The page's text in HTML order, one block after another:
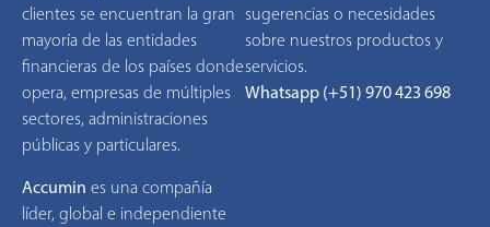
clientes se encuentran la gran
mayoría de las entidades
financieras de los países donde
opera, empresas de múltiples
sectores, administraciones
públicas y particulares.
Accumin es una compañía
líder, global e independiente
sugerencias o necesidades
sobre nuestros productos y
servicios.
Whatsapp (+51) 970 423 698